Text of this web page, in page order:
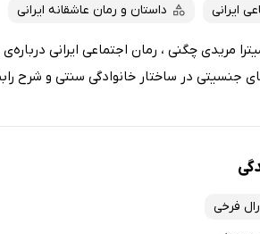
ایرانی داستان و رمان عاشقانه ایرانی
مریدی چگنی ، رمان اجتماعی ایرانی
جنسیتی در ساختار خانوادگی سنتی و شرح
فرخی